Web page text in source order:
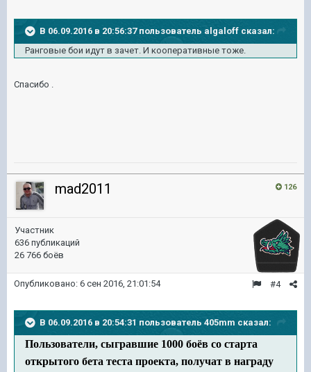
В 06.09.2016 в 20:56:37 пользователь algaloff сказал:
Ранговые бои идут в зачет. И кооперативные тоже.
Спасибо .
126
mad2011
Участник
636 публикаций
26 766 боёв
#4
Опубликовано: 6 сен 2016, 21:01:54
В 06.09.2016 в 20:54:31 пользователь 405mm сказал:
Пользователи, сыгравшие 1000 боёв со старта
открытого бета теста проекта, получат в награду